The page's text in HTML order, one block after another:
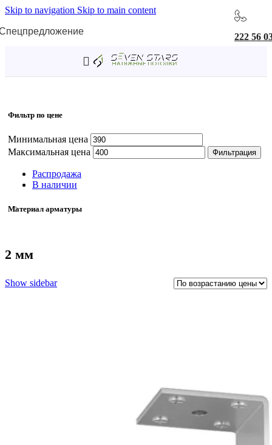
Skip to navigation Skip to main content
222 56
Товар Ширина/диаметр
Фильтр по цене
Минимальная цена
Максимальная цена
Фильтрация
Распродажа
В наличии
Материал арматуры
2 мм
Show sidebar